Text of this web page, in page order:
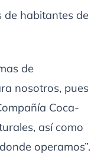
de habitantes de
de
nosotros, pues
Coca-
así como
operamos”.